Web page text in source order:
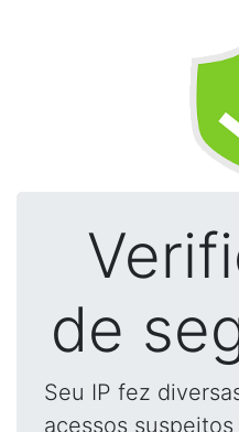
de
Seu IP fez
acessos